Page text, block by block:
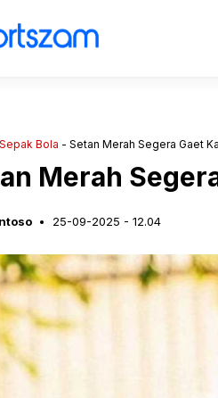
Sepak Bola - Setan Merah Segera Gaet
Merah
25-09-2025 - 12.04